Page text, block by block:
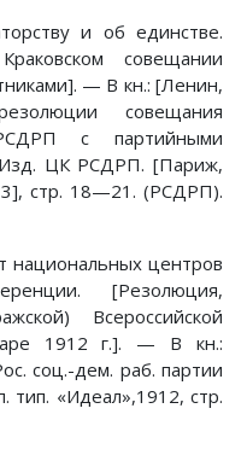
и об единстве.
совещании
— В кн.: [Ленин,
совещания
с партийными
Изд. ЦК РСДРП. [Париж,
стр. 18—21. (РСДРП).
национальных центров
[Резолюция,
Всероссийской
1912 г.]. — В кн.:
соц.-дем. раб. партии
тип. «Идеал»,1912, стр.